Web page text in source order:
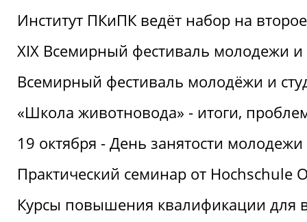
Институт ПКиПК ведёт набор на
XIX Всемирный фестиваль молодежи
Всемирный фестиваль молодёжи и
«Школа животновода» - итоги,
19 октября - День занятости молодежи
Практический семинар от Hochschule
Курсы повышения квалификации для